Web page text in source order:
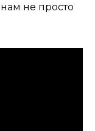
не просто